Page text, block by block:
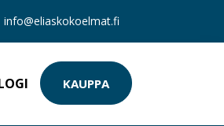
info@eliaskokoelmat.fi
KAUPPA